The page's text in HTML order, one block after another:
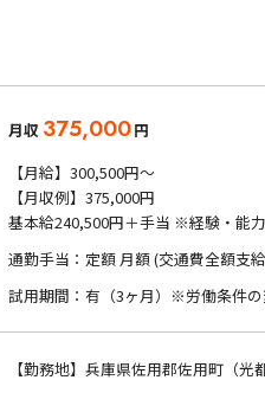
月収 375,000円
【月給】300,500円～
【月収例】375,000円
基本給240,500円＋手当 ※経験・能
通勤手当：定額 月額 (交通費全額支
試用期間：有（3ヶ月）※労働条件
【勤務地】兵庫県佐用郡佐用町（光